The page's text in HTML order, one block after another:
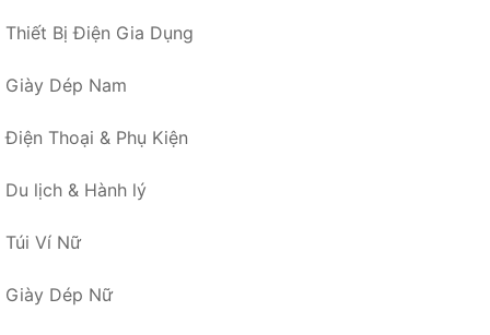
Thiết Bị Điện Gia Dụng
Giày Dép Nam
Điện Thoại & Phụ Kiện
Du lịch & Hành lý
Túi Ví Nữ
Giày Dép Nữ